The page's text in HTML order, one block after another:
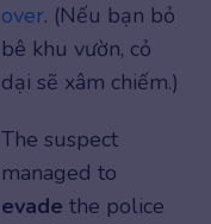
over. (Nếu bạn bỏ
bê khu vườn, cỏ
dại sẽ xâm chiếm.)
The suspect
managed to
evade the police